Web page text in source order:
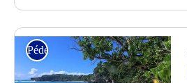
Pédestre